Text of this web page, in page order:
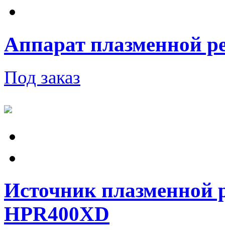
Аппарат плазменной
Под заказ
Источник плазменной
HPR400XD